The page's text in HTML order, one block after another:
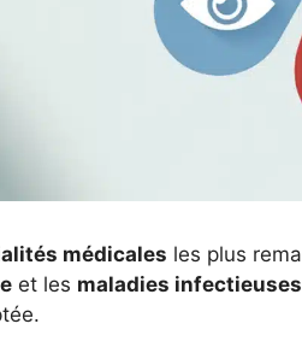
médicales les plus
et les maladies infectieuses